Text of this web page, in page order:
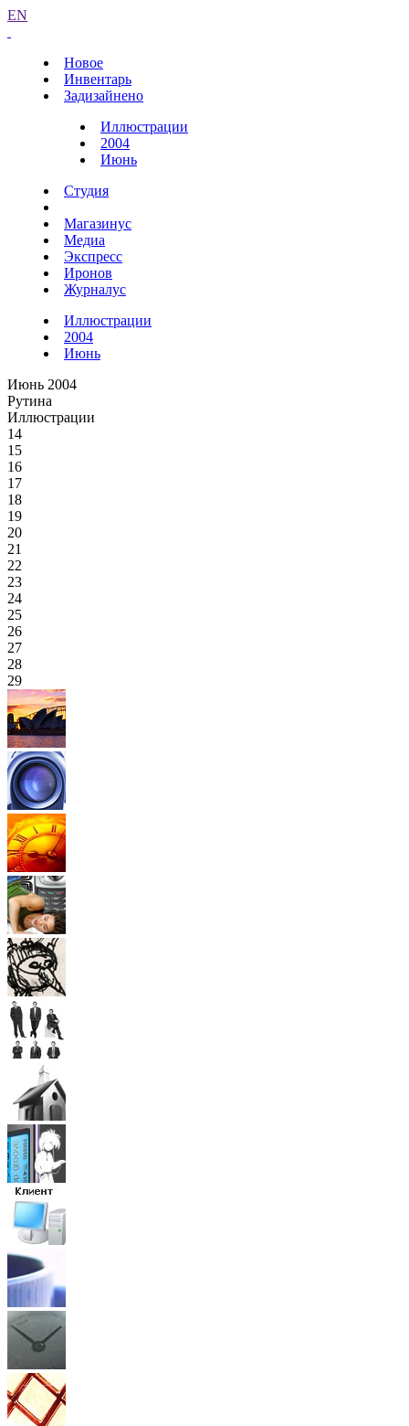
EN
Новое
Инвентарь
Задизайнено
Иллюстрации
2004
Июнь
Студия
Магазинус
Медиа
Экспресс
Иронов
Журналус
Иллюстрации
2004
Июнь
Июнь 2004
Рутина
Иллюстрации
14
15
16
17
18
19
20
21
22
23
24
25
26
27
28
29